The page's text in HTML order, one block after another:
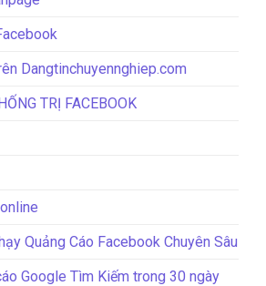
Dangtinchuyennghiep.com
TRỊ FACEBOOK
Quảng Cáo Facebook Chuyên Sâu
Google Tìm Kiếm trong 30 ngày